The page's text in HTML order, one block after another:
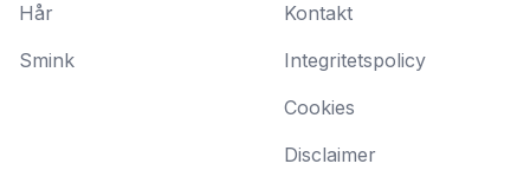
Hår
Smink
Kontakt
Integritetspolicy
Cookies
Disclaimer